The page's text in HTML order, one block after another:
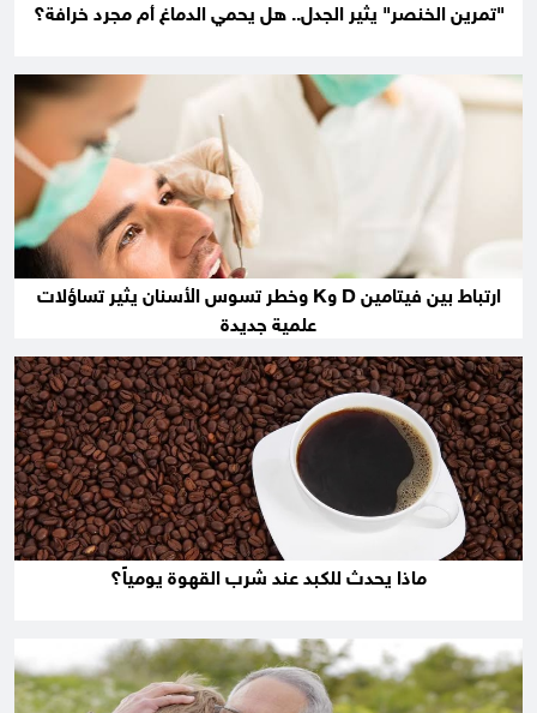
"تمرين الخنصر" يثير الجدل.. هل يحمي الدماغ أم مجرد خرافة؟
ارتباط بين فيتامين D وK وخطر تسوس الأسنان يثير تساؤلات
علمية جديدة
ماذا يحدث للكبد عند شرب القهوة يومياً؟